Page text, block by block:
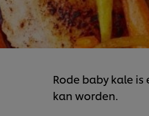
Rode baby kale
kan worden.